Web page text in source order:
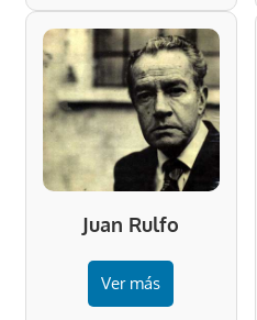
Juan Rulfo
Ver más